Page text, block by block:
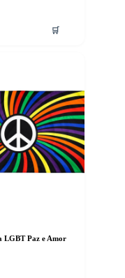
🛒
LGBT Paz e Amor